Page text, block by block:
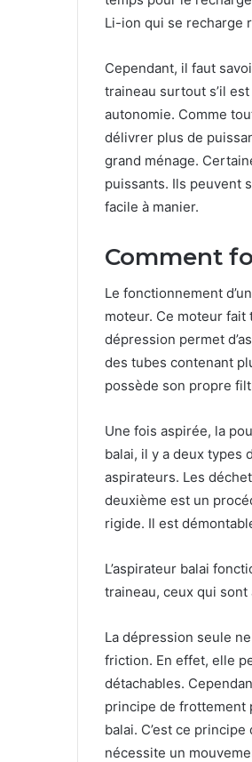
Li-ion qui se recharge
Cependant, il faut
traineau surtout s’il
autonomie. Comme
délivrer plus de
grand ménage.
puissants. Ils peuvent
facile à manier.
Comment
Le fonctionnement
moteur. Ce moteur fait
dépression permet
des tubes contenant
possède son propre
Une fois aspirée, la
balai, il y a deux types
aspirateurs. Les
deuxième est un
rigide. Il est
L’aspirateur balai
traineau, ceux qui sont
La dépression seule
friction. En effet, elle
détachables.
principe de frottement
balai. C’est ce
nécessite un